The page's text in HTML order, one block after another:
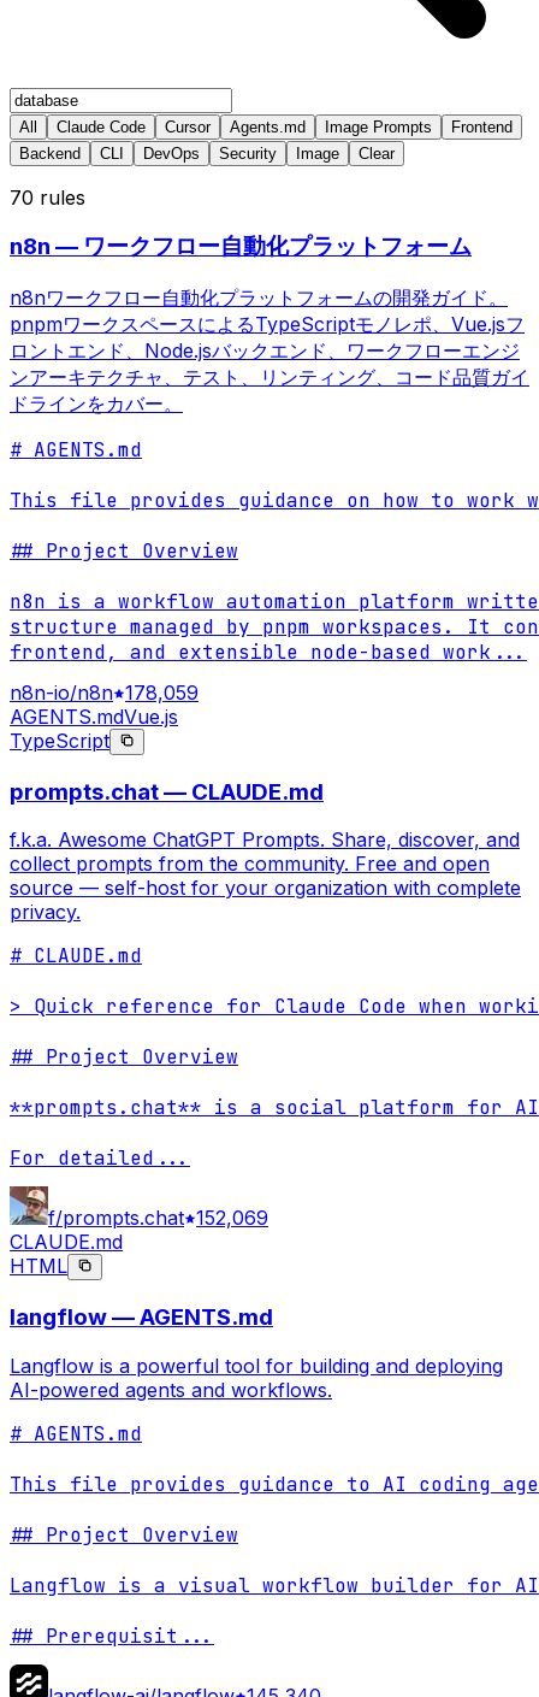
All Claude Code Cursor Agents.md Image Prompts
Frontend
Backend
CLI DevOps Security Image Clear
70 rules
n8n — ワークフロー自動化プラットフォーム
n8nワークフロー自動化プラットフォームの開発ガイド。
pnpmワークスペースによるTypeScriptモノレポ、Vue.jsフ
ロントエンド、Node.jsバックエンド、ワークフローエンジ
ンアーキテクチャ、テスト、リンティング、コード品質ガイ
ドラインをカバー。
# AGENTS.md
This file provides guidance on how to work
## Project Overview
n8n is a workflow automation platform
structure managed by pnpm workspaces. It
frontend, and extensible node-based work ...
n8n-io/n8n 178,059
AGENTS.mdVue.js
TypeScript
prompts.chat — CLAUDE.md
f.k.a. Awesome ChatGPT Prompts. Share, discover, and
collect prompts from the community. Free and open
source — self-host for your organization with complete
privacy.
# CLAUDE.md
> Quick reference for Claude Code when
## Project Overview
**prompts.chat** is a social platform for AI
For detailed ...
f/prompts.chat 152,069
CLAUDE.md
HTML
langflow — AGENTS.md
Langflow is a powerful tool for building and deploying
AI-powered agents and workflows.
# AGENTS.md
This file provides guidance to AI coding
## Project Overview
Langflow is a visual workflow builder for
## Prerequisit ...